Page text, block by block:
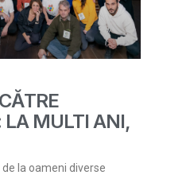
LA MULTI ANI,
la oameni diverse